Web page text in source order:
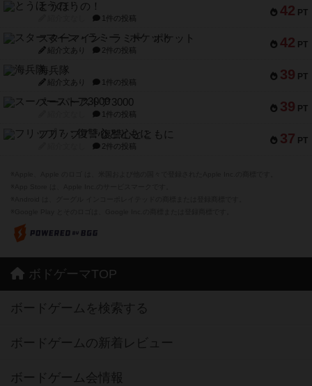
42 PT
とうほうの！
1件の投稿
42 PT
スターマイン・ラミー ポケット
紹介文あり 2件の投稿
39 PT
海兵隊
紹介文あり 1件の投稿
39 PT
スーパーストア3000
1件の投稿
37 PT
フリップ７：復讐心とともに
2件の投稿
ボドゲーマTOP
ボードゲームを検索する
ボードゲームの新着レビュー
ボードゲーム会情報